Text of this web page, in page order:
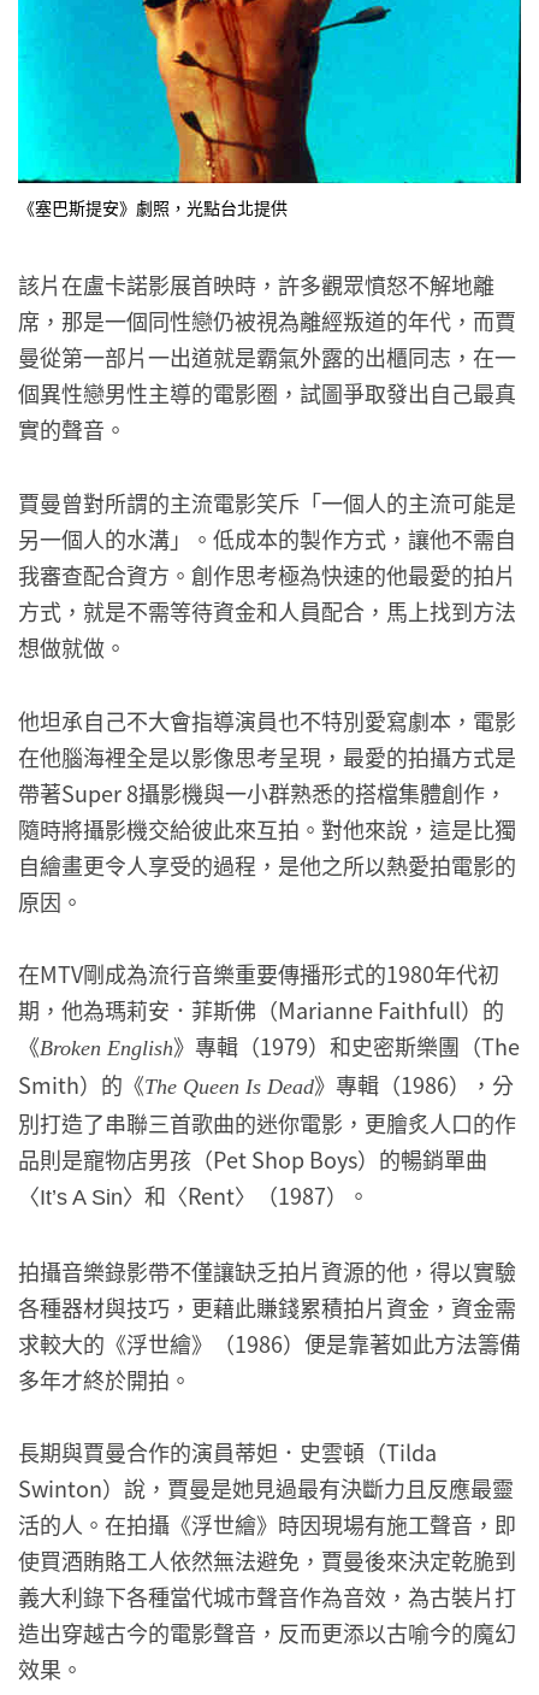
《塞巴斯提安》劇照，光點台北提供
該片在盧卡諾影展首映時，許多觀眾憤怒不解地離
席，那是一個同性戀仍被視為離經叛道的年代，而賈
曼從第一部片一出道就是霸氣外露的出櫃同志，在一
個異性戀男性主導的電影圈，試圖爭取發出自己最真
實的聲音。
賈曼曾對所謂的主流電影笑斥「一個人的主流可能是
另一個人的水溝」。低成本的製作方式，讓他不需自
我審查配合資方。創作思考極為快速的他最愛的拍片
方式，就是不需等待資金和人員配合，馬上找到方法
想做就做。
他坦承自己不大會指導演員也不特別愛寫劇本，電影
在他腦海裡全是以影像思考呈現，最愛的拍攝方式是
帶著Super 8攝影機與一小群熟悉的搭檔集體創作，
隨時將攝影機交給彼此來互拍。對他來說，這是比獨
自繪畫更令人享受的過程，是他之所以熱愛拍電影的
原因。
在MTV剛成為流行音樂重要傳播形式的1980年代初
期，他為瑪莉安．菲斯佛（Marianne Faithfull）的
《Broken English》專輯（1979）和史密斯樂團（The
Smith）的《The Queen Is Dead》專輯（1986），分
別打造了串聯三首歌曲的迷你電影，更膾炙人口的作
品則是寵物店男孩（Pet Shop Boys）的暢銷單曲
〈It’s A Sin〉和〈Rent〉（1987）。
拍攝音樂錄影帶不僅讓缺乏拍片資源的他，得以實驗
各種器材與技巧，更藉此賺錢累積拍片資金，資金需
求較大的《浮世繪》（1986）便是靠著如此方法籌備
多年才終於開拍。
長期與賈曼合作的演員蒂妲．史雲頓（Tilda
Swinton）說，賈曼是她見過最有決斷力且反應最靈
活的人。在拍攝《浮世繪》時因現場有施工聲音，即
使買酒賄賂工人依然無法避免，賈曼後來決定乾脆到
義大利錄下各種當代城市聲音作為音效，為古裝片打
造出穿越古今的電影聲音，反而更添以古喻今的魔幻
效果。